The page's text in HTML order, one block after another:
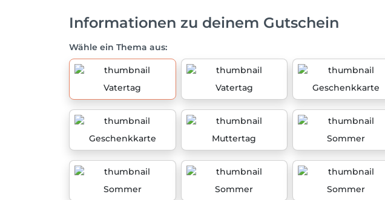
Informationen zu deinem Gutschein
Wähle ein Thema aus:
Vatertag Vatertag Geschenkkarte
Geschenkkarte Muttertag Sommer
Sommer Sommer Sommer